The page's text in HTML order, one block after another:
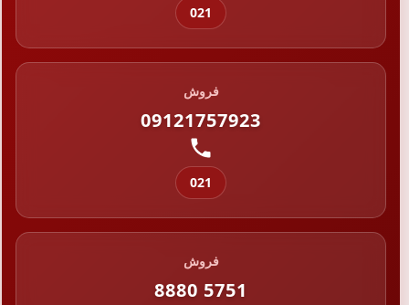
021
فروش
09121757923
021
فروش
8880 5751